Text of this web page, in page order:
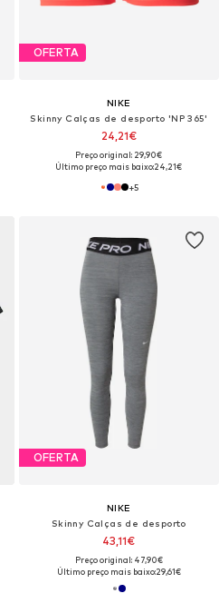
OFERTA
NIKE
Skinny Calças de desporto 'NP 365'
24,21€
Preço original: 29,90€
Último preço mais baixo:24,21€
+5
OFERTA
NIKE
Skinny Calças de desporto
43,11€
Preço original: 47,90€
Último preço mais baixo:29,61€